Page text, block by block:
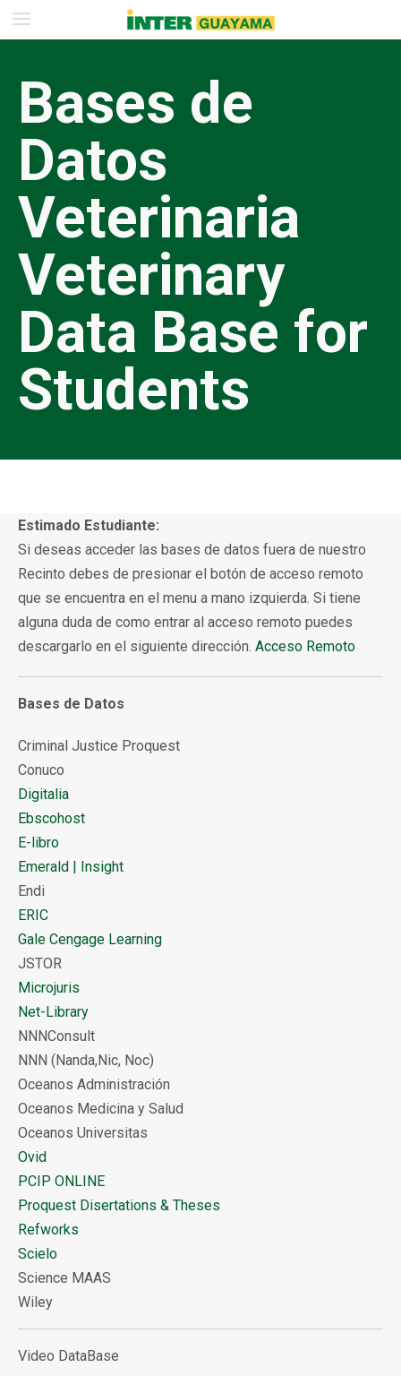
Bases de
Datos
Veterinaria
Veterinary
Data Base for
Students
Estimado Estudiante:
Si deseas acceder las bases de datos fuera de nuestro
Recinto debes de presionar el botón de acceso remoto
que se encuentra en el menu a mano izquierda. Si tiene
alguna duda de como entrar al acceso remoto puedes
descargarlo en el siguiente dirección. Acceso Remoto
Bases de Datos
Criminal Justice Proquest
Conuco
Digitalia
Ebscohost
E-libro
Emerald | Insight
Endi
ERIC
Gale Cengage Learning
JSTOR
Microjuris
Net-Library
NNNConsult
NNN (Nanda,Nic, Noc)
Oceanos Administración
Oceanos Medicina y Salud
Oceanos Universitas
Ovid
PCIP ONLINE
Proquest Disertations & Theses
Refworks
Scielo
Science MAAS
Wiley
Video DataBase